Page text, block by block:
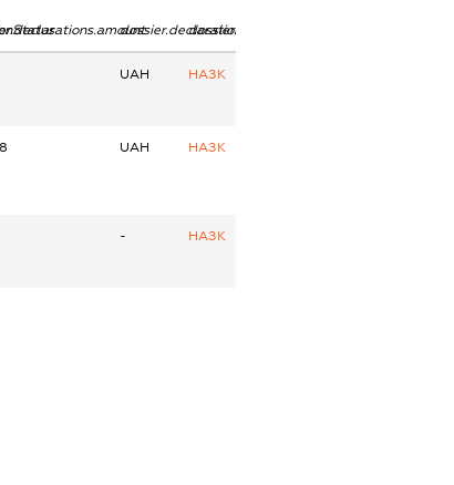
dossier.declarations.currency
dossier.declarations.source
UAH НАЗК
UAH НАЗК
- НАЗК